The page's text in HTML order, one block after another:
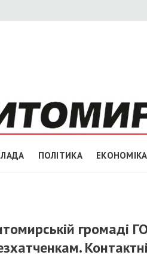
ПОЛІТИКА ЕКОНОМІКА
громаді